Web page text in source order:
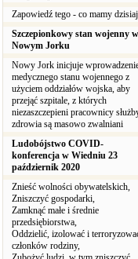
Zapowiedź tego - co mamy dzisiaj
Szczepionkowy stan wojenny w
Nowym Jorku
Nowy Jork inicjuje
medycznego stanu wojennego z
użyciem oddziałów wojska, aby
przejąć szpitale, z których
niezaszczepieni pracownicy
zdrowia są masowo zwalniani
Ludobójstwo COVID-
konferencja w Wiedniu 23
październik 2020
Znieść wolności obywatelskich,
Zniszczyć gospodarki,
Zamknąć małe i średnie
przedsiębiorstwa,
Oddzielić, izolować i
członków rodziny,